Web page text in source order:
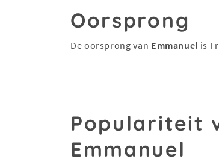
Oorsprong
De oorsprong van Emmanuel is
Populariteit
Emmanuel